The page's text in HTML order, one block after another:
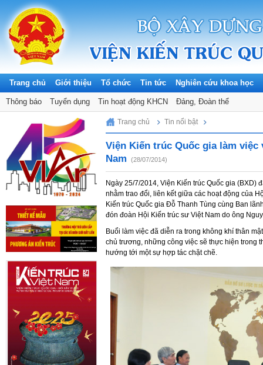
Trang chủ Giới thiệu Tổ chức Tin tức
Thông báo Tuyển dụng Tin hoạt động KHCN Đảng, Đoàn thể
Nghiên cứu khoa học
Sunday, 09/08/2026
Trang chủ Tin nổi bật
Viện Kiến trúc Quốc gia làm
Nam
(28/07/2014)
Ngày 25/7/2014, Viện Kiến trúc Quốc gia (BXD)
nhằm trao đổi, liên kết giữa các hoạt động của
Kiến trúc Quốc gia Đỗ Thanh Tùng cùng Ban
đón đoàn Hội Kiến trúc sư Việt Nam do ông
Buổi làm việc đã diễn ra trong không khí thân
chủ trương, những công việc sẽ thực hiện trong
hướng tới một sự hợp tác chặt chẽ.